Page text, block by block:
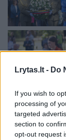
Lrytas.lt - Do
If you wish to
processing of
targeted
section to
opt-out request